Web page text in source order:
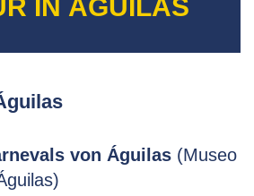
IN ÁGUILAS
von Águilas (Museo